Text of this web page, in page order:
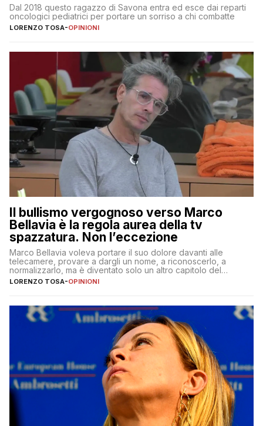
Dal 2018 questo ragazzo di Savona entra ed esce dai reparti
oncologici pediatrici per portare un sorriso a chi combatte
LORENZO TOSA-OPINIONI
Il bullismo vergognoso verso Marco
Bellavia è la regola aurea della tv
spazzatura. Non l’eccezione
Marco Bellavia voleva portare il suo dolore davanti alle
telecamere, provare a dargli un nome, a riconoscerlo, a
normalizzarlo, ma è diventato solo un altro capitolo del
copione
LORENZO TOSA-OPINIONI